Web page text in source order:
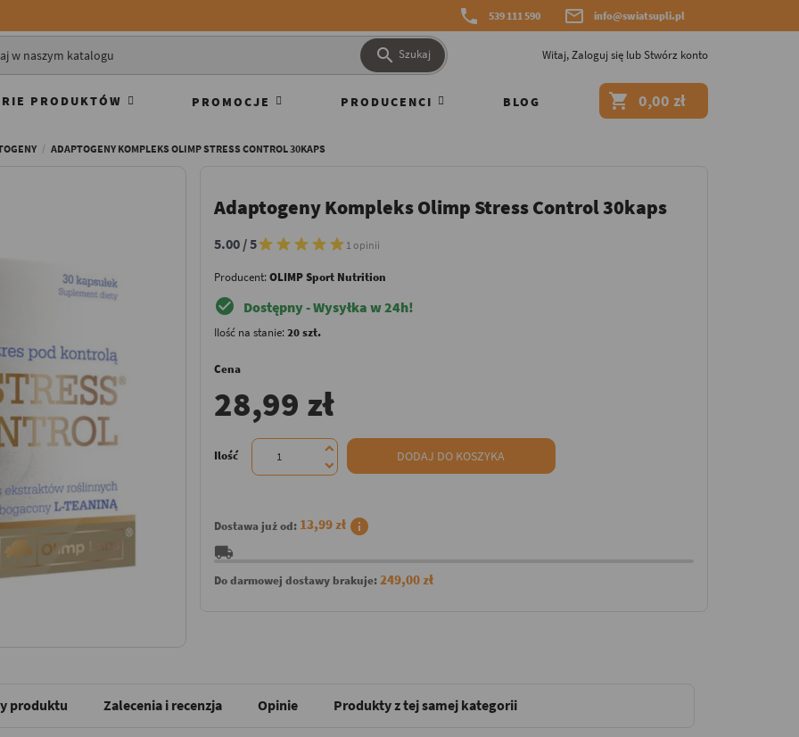
 539 111 590  info@swiatsupli.pl
 Szukaj Witaj,Zaloguj się lubStwórz konto
PRODUKTÓW PROMOCJE PRODUCENCI BLOG  0,00 zł
ADAPTOGENY KOMPLEKS OLIMP STRESS CONTROL 30KAPS
Adaptogeny Kompleks Olimp Stress Control 30kaps
5.00 / 5 1 opinii
Producent:OLIMP Sport Nutrition
check_circle Dostępny - Wysyłka w 24h!
Ilość na stanie:20 szt.
Cena
28,99 zł
Ilość DODAJ DO KOSZYKA
Dostawa już od: 13,99 zł info
local_shipping
Do darmowej dostawy brakuje: 249,00 zł
produktu Zalecenia i recenzja Opinie Produkty z tej samej kategorii